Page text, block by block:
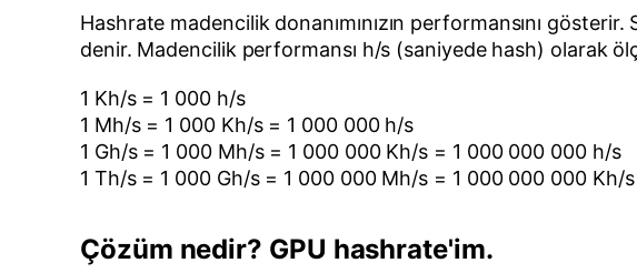
Hashrate madencilik donanımınızın performansını
denir. Madencilik performansı h/s (saniyede hash) olarak
1 Kh/s = 1 000 h/s
1 Mh/s = 1 000 Kh/s = 1 000 000 h/s
1 Gh/s = 1 000 Mh/s = 1 000 000 Kh/s = 1 000 000 000 h/s
1 Th/s = 1 000 Gh/s = 1 000 000 Mh/s = 1 000 000 000 Kh/
Çözüm nedir? GPU hashrate'im.